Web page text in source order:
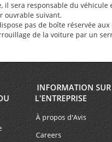
il sera responsable du
ouvrable suivant.
pas de boîte réservée
de la voiture par un
INFORMATION SUR
L'ENTREPRISE
À propos d'Avis
Careers